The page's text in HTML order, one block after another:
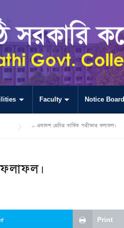
Faculty Notice Board
> একাদশ শ্রেণির বার্ষিক পরীক্ষার ফলাফল।
ফলাফল।
Print